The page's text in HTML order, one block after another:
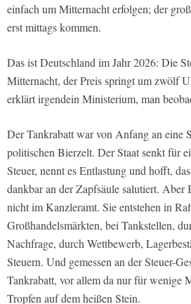
einfach um Mitternacht erfolgen; der
erst mittags kommen.
Das ist Deutschland im Jahr 2026: Die
Mitternacht, der Preis springt um zwölf
erklärt irgendein Ministerium, man
Der Tankrabatt war von Anfang an eine
politischen Bierzelt. Der Staat senkt für
Steuer, nennt es Entlastung und hofft,
dankbar an der Zapfsäule salutiert. Aber
nicht im Kanzleramt. Sie entstehen in
Großhandelsmärkten, bei Tankstellen,
Nachfrage, durch Wettbewerb,
Steuern. Und gemessen an der Steuer-
Tankrabatt, vor allem da nur für wenige
Tropfen auf dem heißen Stein.